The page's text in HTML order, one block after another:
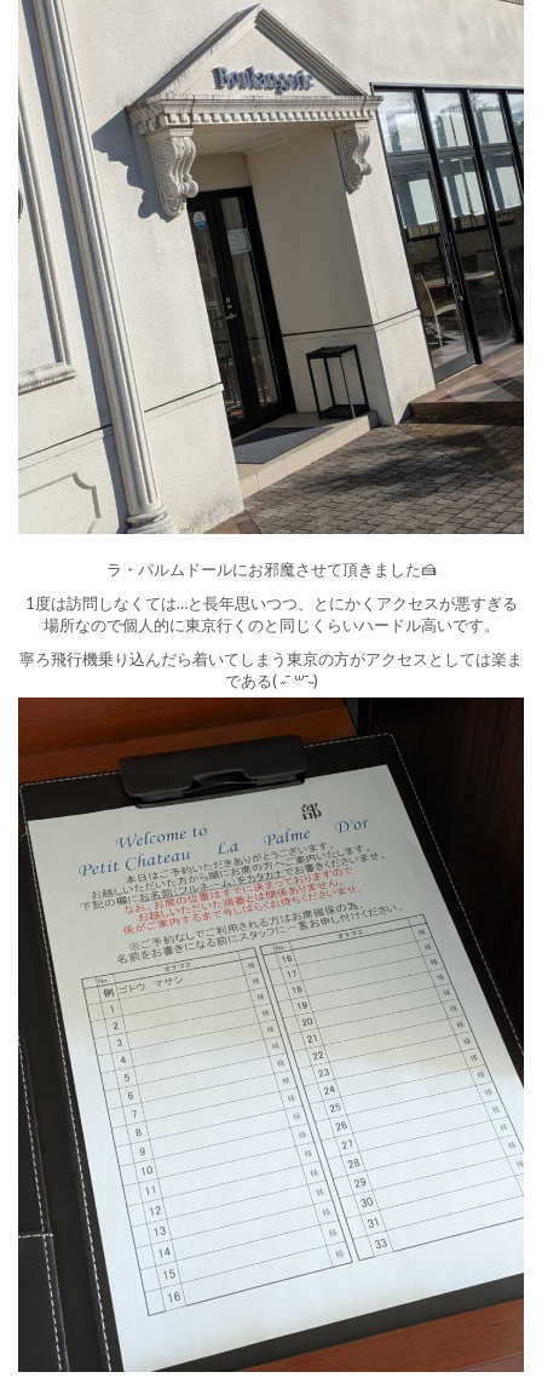
ラ・パルムドールにお邪魔させて頂きました🍰
1度は訪問しなくては…と長年思いつつ、とにかくアクセスが悪すぎる
場所なので個人的に東京行くのと同じくらいハードル高いです。
寧ろ飛行機乗り込んだら着いてしまう東京の方がアクセスとしては楽ま
である( ˶¯ ꒳¯˵)